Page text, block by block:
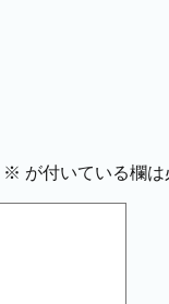
※ が付いている欄